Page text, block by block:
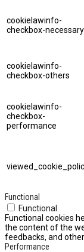
cookielawinfo-
checkbox-necessary
cookielawinfo-
checkbox-others
cookielawinfo-
checkbox-
performance
Functional
Functional
Functional cookies
the content of the
feedbacks, and
Performance